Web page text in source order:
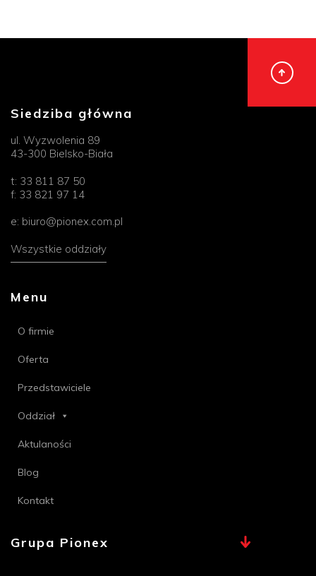
Siedziba główna
ul. Wyzwolenia 89
43-300 Bielsko-Biała
t: 33 811 87 50
f: 33 821 97 14
e: biuro@pionex.com.pl
Wszystkie oddziały
Menu
O firmie
Oferta
Przedstawiciele
Oddział
Aktulaności
Blog
Kontakt
Grupa Pionex